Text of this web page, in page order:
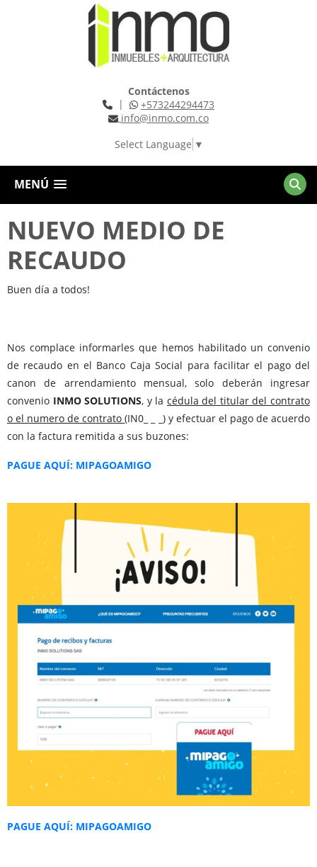
Contáctenos
|
+573244294473
info@inmo.com.co
Select Language ▼
MENÚ
NUEVO MEDIO DE
RECAUDO
Buen día a todos!
Nos complace informarles que hemos habilitado un convenio
de recaudo en el Banco Caja Social para facilitar el pago del
canon de arrendamiento mensual, solo deberán ingresar
convenio INMO SOLUTIONS, y la cédula del titular del contrato
o el numero de contrato(IN0_ _ _) y efectuar el pago de acuerdo
con la factura remitida a sus buzones:
PAGUE AQUÍ: MIPAGOAMIGO
PAGUE AQUÍ: MIPAGOAMIGO